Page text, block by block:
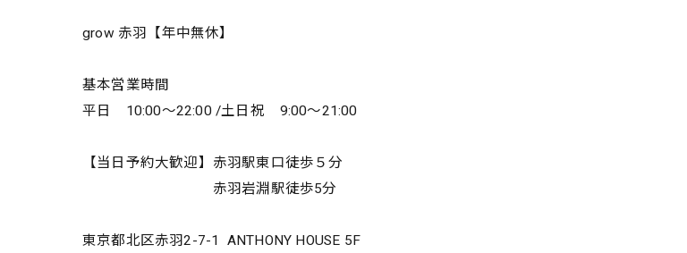
grow 赤羽【年中無休】
基本営業時間
平日 10:00～22:00 /土日祝 9:00～21:00
【当日予約大歓迎】赤羽駅東口徒歩５分
赤羽岩淵駅徒歩5分
東京都北区赤羽2-7-1 ANTHONY HOUSE 5F